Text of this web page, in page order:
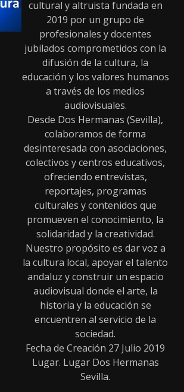
cultural y altruista fundada en
2019 por un grupo de
profesionales y docentes
jubilados comprometidos con la
difusión de la cultura, la
educación y los valores humanos
a través de los medios
audiovisuales.
Desde Dos Hermanas (Sevilla),
colaboramos de forma
desinteresada con asociaciones,
colectivos y centros educativos,
ofreciendo entrevistas,
reportajes, programas
culturales y contenidos que
promueven el conocimiento, la
solidaridad y la creatividad.
Nuestro propósito es dar voz a
la cultura local, apoyar el talento
andaluz y construir un espacio
audiovisual donde el arte, la
historia y la educación se
encuentren al servicio de la
sociedad.
Fecha de Creación 27 Julio 2019
Lugar. Lugar Dos Hermanas
Sevilla.